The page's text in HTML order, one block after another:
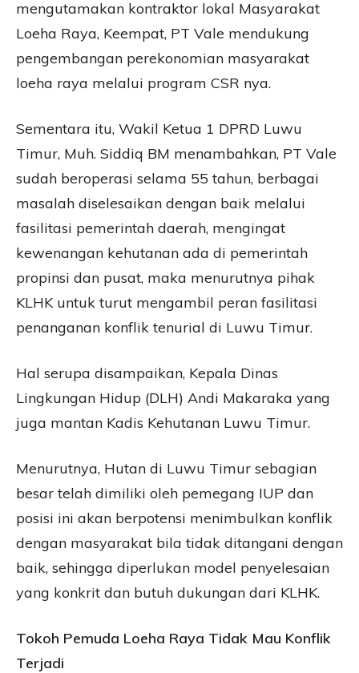
mengutamakan kontraktor lokal Masyarakat
Loeha Raya, Keempat, PT Vale mendukung
pengembangan perekonomian masyarakat
loeha raya melalui program CSR nya.
Sementara itu, Wakil Ketua 1 DPRD Luwu
Timur, Muh. Siddiq BM menambahkan, PT Vale
sudah beroperasi selama 55 tahun, berbagai
masalah diselesaikan dengan baik melalui
fasilitasi pemerintah daerah, mengingat
kewenangan kehutanan ada di pemerintah
propinsi dan pusat, maka menurutnya pihak
KLHK untuk turut mengambil peran fasilitasi
penanganan konflik tenurial di Luwu Timur.
Hal serupa disampaikan, Kepala Dinas
Lingkungan Hidup (DLH) Andi Makaraka yang
juga mantan Kadis Kehutanan Luwu Timur.
Menurutnya, Hutan di Luwu Timur sebagian
besar telah dimiliki oleh pemegang IUP dan
posisi ini akan berpotensi menimbulkan konflik
dengan masyarakat bila tidak ditangani dengan
baik, sehingga diperlukan model penyelesaian
yang konkrit dan butuh dukungan dari KLHK.
Tokoh Pemuda Loeha Raya Tidak Mau Konflik
Terjadi